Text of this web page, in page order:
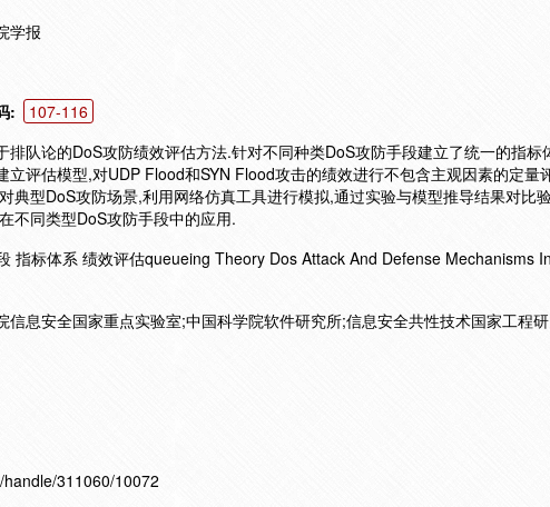
学报
:
107-116
排队论的DoS攻防绩效评估方法.针对不同种类DoS攻防手段建立了统一的指标
立评估模型,对UDP Flood和SYN Flood攻击的绩效进行不包含主观因素的定量
典型DoS攻防场景,利用网络仿真工具进行模拟,通过实验与模型推导结果对比
不同类型DoS攻防手段中的应用.
指标体系 绩效评估queueing Theory Dos Attack And Defense Mechanisms
信息安全国家重点实验室;中国科学院软件研究所;信息安全共性技术国家工程
311060/10072